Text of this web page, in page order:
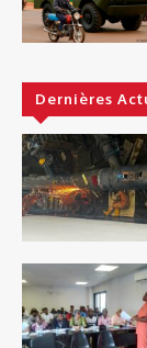
Dernières